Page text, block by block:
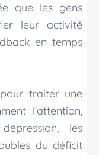
que les gens
leur activité
en temps
traiter une
l'attention,
les
du déficit